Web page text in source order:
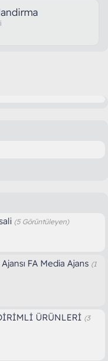
(5 Görüntüleyen)
FA Media Ajans (1
ÜRÜNLERİ (3